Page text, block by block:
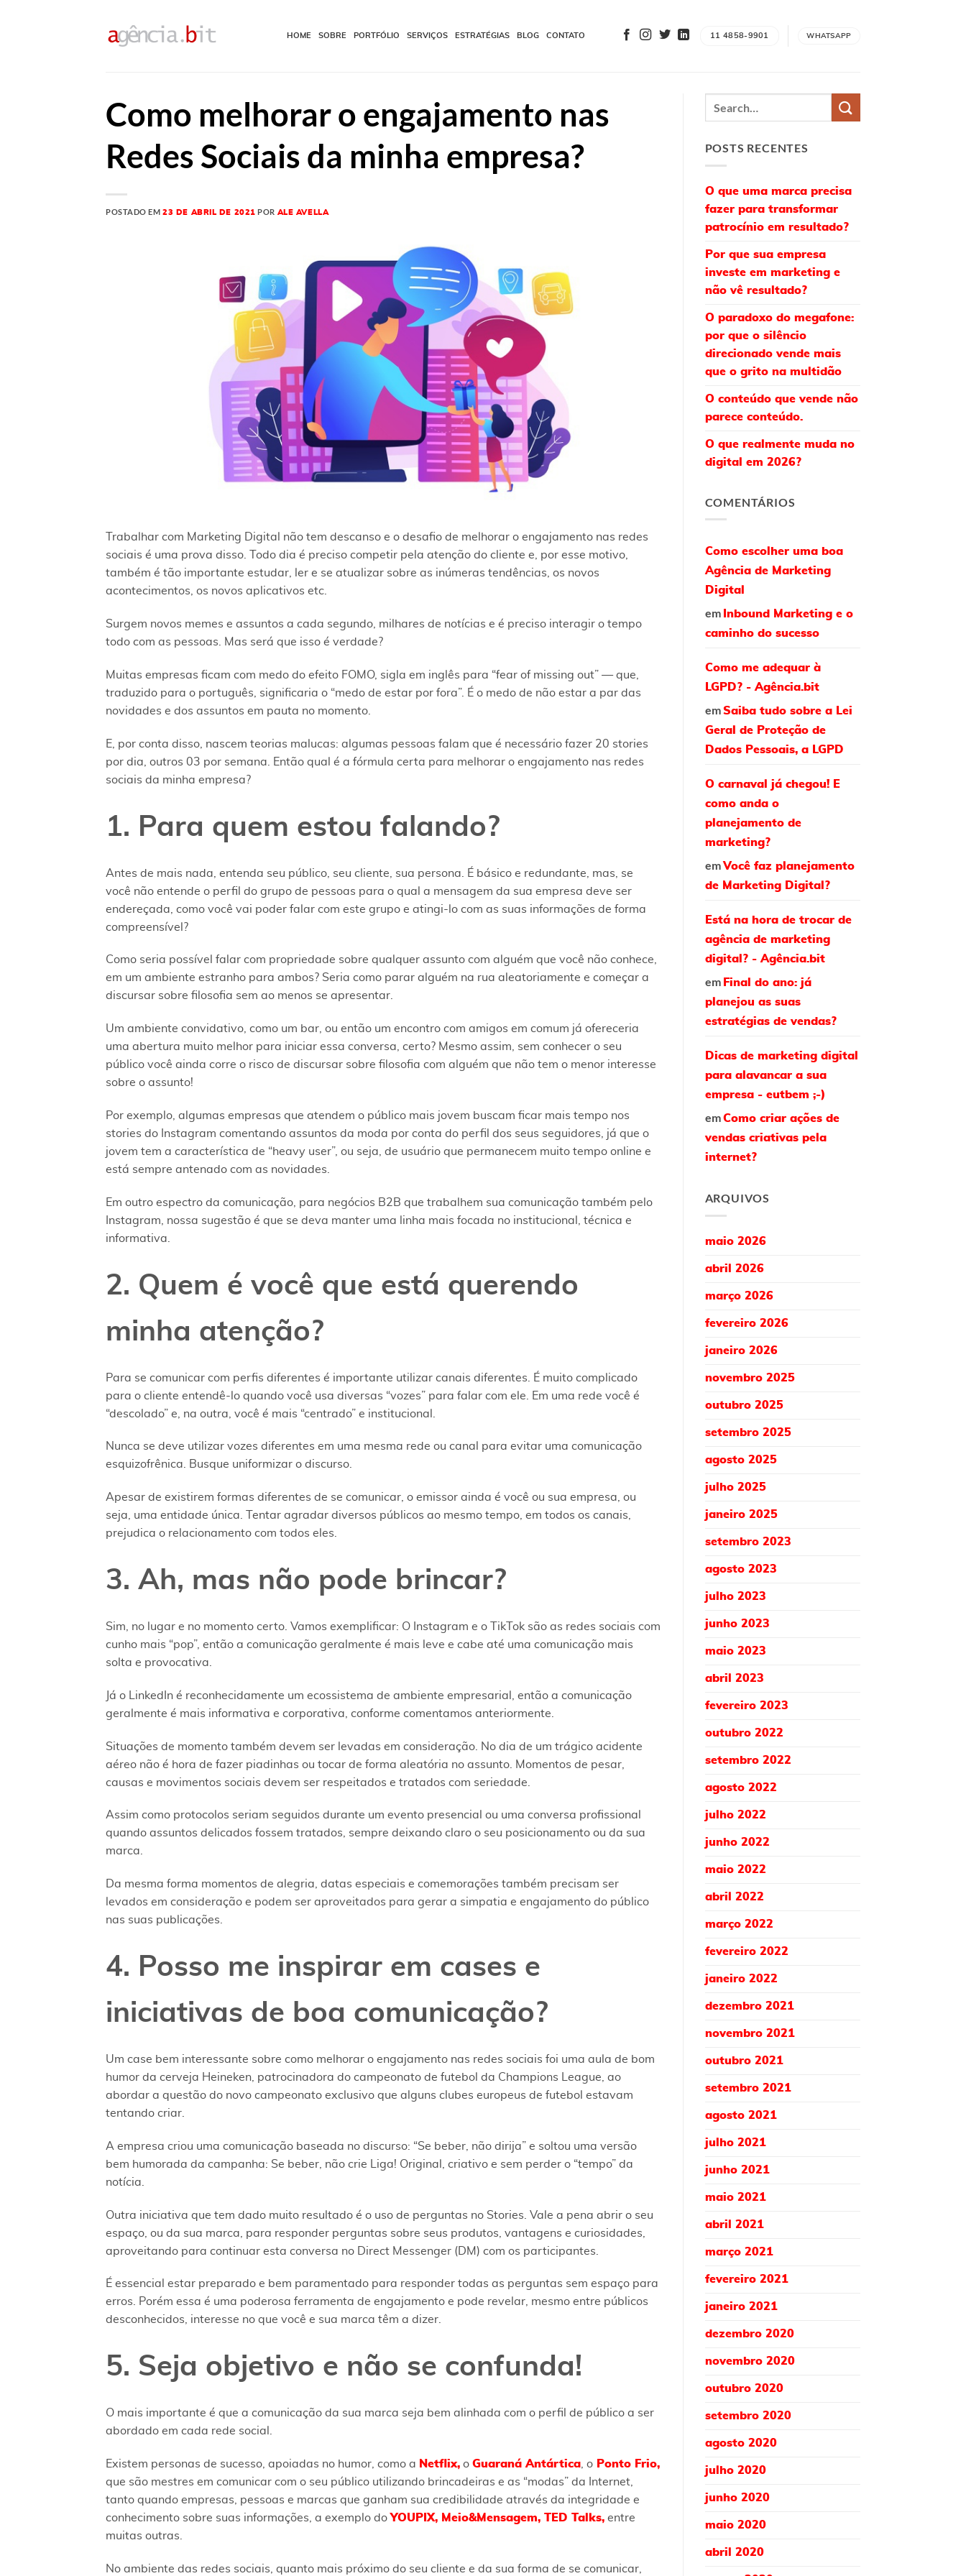
HOME SOBRE PORTFÓLIO SERVIÇOS ESTRATÉGIAS BLOG CONTATO 11 4858-9901 WHATSAPP
Como melhorar o engajamento nas
Redes Sociais da minha empresa?
POSTADO EM23 DE ABRIL DE 2021 POR ALE AVELLA
Trabalhar com Marketing Digital não tem descanso e o desafio de melhorar o engajamento nas redes
sociais é uma prova disso. Todo dia é preciso competir pela atenção do cliente e, por esse motivo,
também é tão importante estudar, ler e se atualizar sobre as inúmeras tendências, os novos
acontecimentos, os novos aplicativos etc.
Surgem novos memes e assuntos a cada segundo, milhares de notícias e é preciso interagir o tempo
todo com as pessoas. Mas será que isso é verdade?
Muitas empresas ficam com medo do efeito FOMO, sigla em inglês para “fear of missing out” — que,
traduzido para o português, significaria o “medo de estar por fora”. É o medo de não estar a par das
novidades e dos assuntos em pauta no momento.
E, por conta disso, nascem teorias malucas: algumas pessoas falam que é necessário fazer 20 stories
por dia, outros 03 por semana. Então qual é a fórmula certa para melhorar o engajamento nas redes
sociais da minha empresa?
1. Para quem estou falando?
Antes de mais nada, entenda seu público, seu cliente, sua persona. É básico e redundante, mas, se
você não entende o perfil do grupo de pessoas para o qual a mensagem da sua empresa deve ser
endereçada, como você vai poder falar com este grupo e atingi-lo com as suas informações de forma
compreensível?
Como seria possível falar com propriedade sobre qualquer assunto com alguém que você não conhece,
em um ambiente estranho para ambos? Seria como parar alguém na rua aleatoriamente e começar a
discursar sobre filosofia sem ao menos se apresentar.
Um ambiente convidativo, como um bar, ou então um encontro com amigos em comum já ofereceria
uma abertura muito melhor para iniciar essa conversa, certo? Mesmo assim, sem conhecer o seu
público você ainda corre o risco de discursar sobre filosofia com alguém que não tem o menor interesse
sobre o assunto!
Por exemplo, algumas empresas que atendem o público mais jovem buscam ficar mais tempo nos
stories do Instagram comentando assuntos da moda por conta do perfil dos seus seguidores, já que o
jovem tem a característica de “heavy user”, ou seja, de usuário que permanecem muito tempo online e
está sempre antenado com as novidades.
Em outro espectro da comunicação, para negócios B2B que trabalhem sua comunicação também pelo
Instagram, nossa sugestão é que se deva manter uma linha mais focada no institucional, técnica e
informativa.
2. Quem é você que está querendo
minha atenção?
Para se comunicar com perfis diferentes é importante utilizar canais diferentes. É muito complicado
para o cliente entendê-lo quando você usa diversas “vozes” para falar com ele. Em uma rede você é
“descolado” e, na outra, você é mais “centrado” e institucional.
Nunca se deve utilizar vozes diferentes em uma mesma rede ou canal para evitar uma comunicação
esquizofrênica. Busque uniformizar o discurso.
Apesar de existirem formas diferentes de se comunicar, o emissor ainda é você ou sua empresa, ou
seja, uma entidade única. Tentar agradar diversos públicos ao mesmo tempo, em todos os canais,
prejudica o relacionamento com todos eles.
3. Ah, mas não pode brincar?
Sim, no lugar e no momento certo. Vamos exemplificar: O Instagram e o TikTok são as redes sociais com
cunho mais “pop”, então a comunicação geralmente é mais leve e cabe até uma comunicação mais
solta e provocativa.
Já o LinkedIn é reconhecidamente um ecossistema de ambiente empresarial, então a comunicação
geralmente é mais informativa e corporativa, conforme comentamos anteriormente.
Situações de momento também devem ser levadas em consideração. No dia de um trágico acidente
aéreo não é hora de fazer piadinhas ou tocar de forma aleatória no assunto. Momentos de pesar,
causas e movimentos sociais devem ser respeitados e tratados com seriedade.
Assim como protocolos seriam seguidos durante um evento presencial ou uma conversa profissional
quando assuntos delicados fossem tratados, sempre deixando claro o seu posicionamento ou da sua
marca.
Da mesma forma momentos de alegria, datas especiais e comemorações também precisam ser
levados em consideração e podem ser aproveitados para gerar a simpatia e engajamento do público
nas suas publicações.
4. Posso me inspirar em cases e
iniciativas de boa comunicação?
Um case bem interessante sobre como melhorar o engajamento nas redes sociais foi uma aula de bom
humor da cerveja Heineken, patrocinadora do campeonato de futebol da Champions League, ao
abordar a questão do novo campeonato exclusivo que alguns clubes europeus de futebol estavam
tentando criar.
A empresa criou uma comunicação baseada no discurso: “Se beber, não dirija” e soltou uma versão
bem humorada da campanha: Se beber, não crie Liga! Original, criativo e sem perder o “tempo” da
notícia.
Outra iniciativa que tem dado muito resultado é o uso de perguntas no Stories. Vale a pena abrir o seu
espaço, ou da sua marca, para responder perguntas sobre seus produtos, vantagens e curiosidades,
aproveitando para continuar esta conversa no Direct Messenger (DM) com os participantes.
É essencial estar preparado e bem paramentado para responder todas as perguntas sem espaço para
erros. Porém essa é uma poderosa ferramenta de engajamento e pode revelar, mesmo entre públicos
desconhecidos, interesse no que você e sua marca têm a dizer.
5. Seja objetivo e não se confunda!
O mais importante é que a comunicação da sua marca seja bem alinhada com o perfil de público a ser
abordado em cada rede social.
Existem personas de sucesso, apoiadas no humor, como a Netflix, o Guaraná Antártica , o Ponto Frio,
que são mestres em comunicar com o seu público utilizando brincadeiras e as “modas” da Internet,
tanto quando empresas, pessoas e marcas que ganham sua credibilidade através da integridade e
conhecimento sobre suas informações, a exemplo doYOUPIX, Meio&Mensagem, TED Talks, entre
muitas outras.
No ambiente das redes sociais, quanto mais próximo do seu cliente e da sua forma de se comunicar,
POSTS RECENTES
O que uma marca precisa
fazer para transformar
patrocínio em resultado?
Por que sua empresa
investe em marketing e
não vê resultado?
O paradoxo do megafone:
por que o silêncio
direcionado vende mais
que o grito na multidão
O conteúdo que vende não
parece conteúdo.
O que realmente muda no
digital em 2026?
COMENTÁRIOS
Como escolher uma boa
Agência de Marketing
Digital
em Inbound Marketing e o
caminho do sucesso
Como me adequar à
LGPD? - Agência.bit
emSaiba tudo sobre a Lei
Geral de Proteção de
Dados Pessoais, a LGPD
O carnaval já chegou! E
como anda o
planejamento de
marketing?
emVocê faz planejamento
de Marketing Digital?
Está na hora de trocar de
agência de marketing
digital? - Agência.bit
em Final do ano: já
planejou as suas
estratégias de vendas?
Dicas de marketing digital
para alavancar a sua
empresa - eutbem ;-)
emComo criar ações de
vendas criativas pela
internet?
ARQUIVOS
maio 2026
abril 2026
março 2026
fevereiro 2026
janeiro 2026
novembro 2025
outubro 2025
setembro 2025
agosto 2025
julho 2025
janeiro 2025
setembro 2023
agosto 2023
julho 2023
junho 2023
maio 2023
abril 2023
fevereiro 2023
outubro 2022
setembro 2022
agosto 2022
julho 2022
junho 2022
maio 2022
abril 2022
março 2022
fevereiro 2022
janeiro 2022
dezembro 2021
novembro 2021
outubro 2021
setembro 2021
agosto 2021
julho 2021
junho 2021
maio 2021
abril 2021
março 2021
fevereiro 2021
janeiro 2021
dezembro 2020
novembro 2020
outubro 2020
setembro 2020
agosto 2020
julho 2020
junho 2020
maio 2020
abril 2020